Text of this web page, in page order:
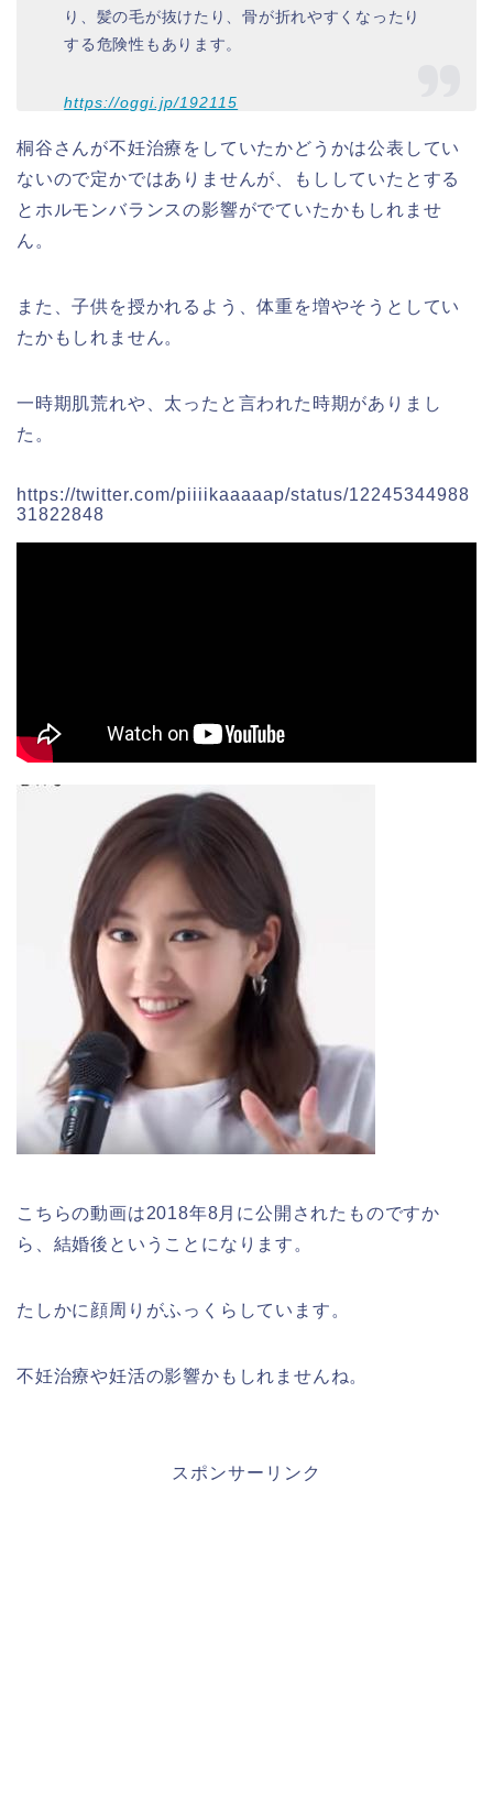
り、髪の毛が抜けたり、骨が折れやすくなったり
する危険性もあります。
https://oggi.jp/192115
桐谷さんが不妊治療をしていたかどうかは公表してい
ないので定かではありませんが、もししていたとする
とホルモンバランスの影響がでていたかもしれませ
ん。
また、子供を授かれるよう、体重を増やそうとしてい
たかもしれません。
一時期肌荒れや、太ったと言われた時期がありまし
た。
https://twitter.com/piiiikaaaaap/status/12245344988
31822848
こちらの動画は2018年8月に公開されたものですか
ら、結婚後ということになります。
たしかに顔周りがふっくらしています。
不妊治療や妊活の影響かもしれませんね。
スポンサーリンク